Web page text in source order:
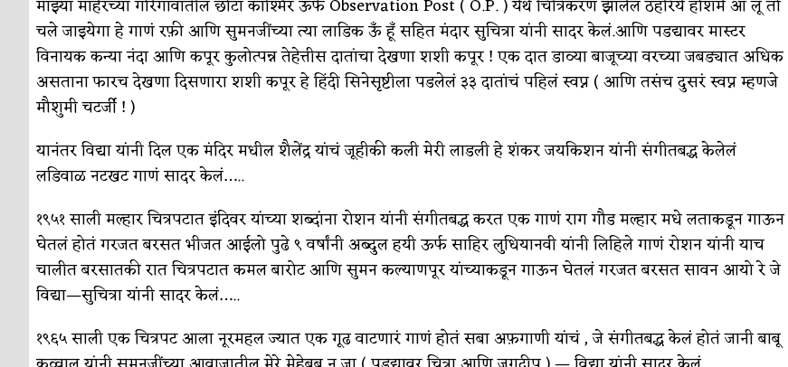
माझ्या माहेरच्या गोरेगांवातील छोटा काश्मिर ऊर्फ Observation Post ( O.P. ) येथे चित्रिकरण झालेलं ठहरिये होशमें आ लूँ तो
चले जाइयेगा हे गाणं रफ़ी आणि सुमनजींच्या त्या लाडिक ऊँ हूँ सहित मंदार सुचित्रा यांनी सादर केलं.आणि पडद्यावर मास्टर
विनायक कन्या नंदा आणि कपूर कुलोत्पन्न तेहेत्तीस दातांचा देखणा शशी कपूर ! एक दात डाव्या बाजूच्या वरच्या जबड्यात अधिक
असताना फारच देखणा दिसणारा शशी कपूर हे हिंदी सिनेसृष्टीला पडलेलं ३३ दातांचं पहिलं स्वप्न ( आणि तसंच दुसरं स्वप्न म्हणजे
मौशुमी चटर्जी ! )
यानंतर विद्या यांनी दिल एक मंदिर मधील शैलेंद्र यांचं जूहीकी कली मेरी लाडली हे शंकर जयकिशन यांनी संगीतबद्ध केलेलं
लडिवाळ नटखट गाणं सादर केलं…..
१९५१ साली मल्हार चित्रपटात इंदिवर यांच्या शब्दांना रोशन यांनी संगीतबद्ध करत एक गाणं राग गौड मल्हार मधे लताकडून गाऊन
घेतलं होतं गरजत बरसत भीजत आईलो पुढे ९ वर्षांनी अब्दुल हयी ऊर्फ साहिर लुधियानवी यांनी लिहिले गाणं रोशन यांनी याच
चालीत बरसातकी रात चित्रपटात कमल बारोट आणि सुमन कल्याणपूर यांच्याकडून गाऊन घेतलं गरजत बरसत सावन आयो रे जे
विद्या—सुचित्रा यांनी सादर केलं…..
१९६५ साली एक चित्रपट आला नूरमहल ज्यात एक गूढ वाटणारं गाणं होतं सबा अफ़गाणी यांचं , जे संगीतबद्ध केलं होतं जानी बाबू